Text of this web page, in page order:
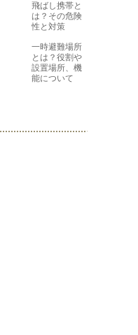
飛ばし携帯と
は？その危険
性と対策
一時避難場所
とは？役割や
設置場所、機
能について